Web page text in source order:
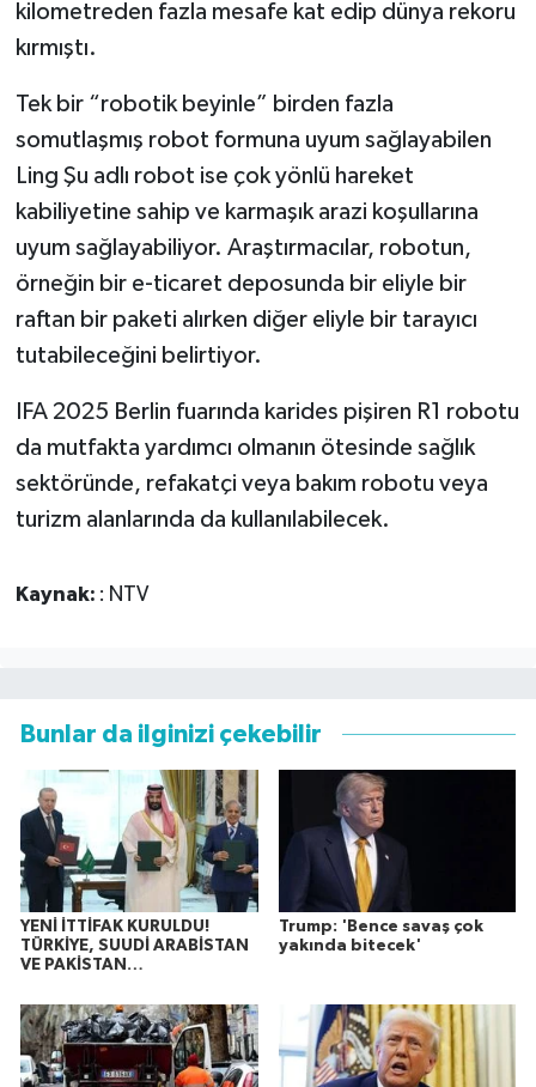
kilometreden fazla mesafe kat edip dünya rekoru
kırmıştı.
Tek bir “robotik beyinle” birden fazla
somutlaşmış robot formuna uyum sağlayabilen
Ling Şu adlı robot ise çok yönlü hareket
kabiliyetine sahip ve karmaşık arazi koşullarına
uyum sağlayabiliyor. Araştırmacılar, robotun,
örneğin bir e-ticaret deposunda bir eliyle bir
raftan bir paketi alırken diğer eliyle bir tarayıcı
tutabileceğini belirtiyor.
IFA 2025 Berlin fuarında karides pişiren R1 robotu
da mutfakta yardımcı olmanın ötesinde sağlık
sektöründe, refakatçi veya bakım robotu veya
turizm alanlarında da kullanılabilecek.
Kaynak: : NTV
Bunlar da ilginizi çekebilir
YENİ İTTİFAK KURULDU!
TÜRKİYE, SUUDİ ARABİSTAN
VE PAKİSTAN…
Trump: 'Bence savaş çok
yakında bitecek'